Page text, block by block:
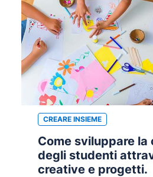
CREARE INSIEME
Come sviluppare
degli studenti
creative e progetti.